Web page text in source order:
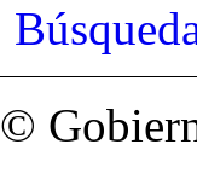
©